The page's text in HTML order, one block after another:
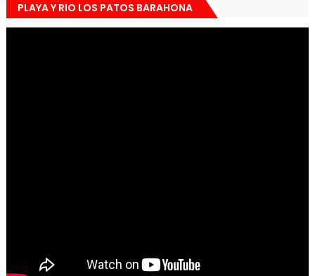
PLAYA Y RIO LOS PATOS BARAHONA